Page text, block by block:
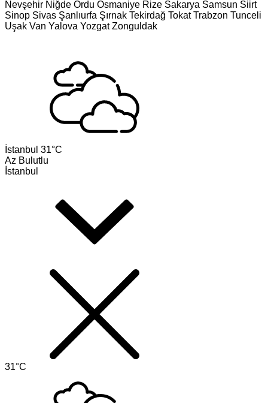
Nevşehir Niğde Ordu Osmaniye Rize Sakarya Samsun Siirt
Sinop Sivas Şanlıurfa Şırnak Tekirdağ Tokat Trabzon Tunceli
Uşak Van Yalova Yozgat Zonguldak
İstanbul 31°C
Az Bulutlu
İstanbul
31°C